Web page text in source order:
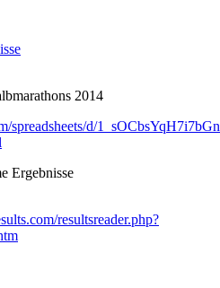
2014
spreadsheets/d/
Ergebnisse
resultsreader.php?